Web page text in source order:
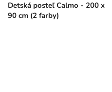
Detská posteľ Calmo - 200 x
90 cm (2 farby)